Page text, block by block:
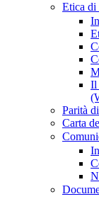
Etica di
Il
Parità
Carta